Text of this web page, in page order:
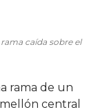
caída sobre el
rama de un
central